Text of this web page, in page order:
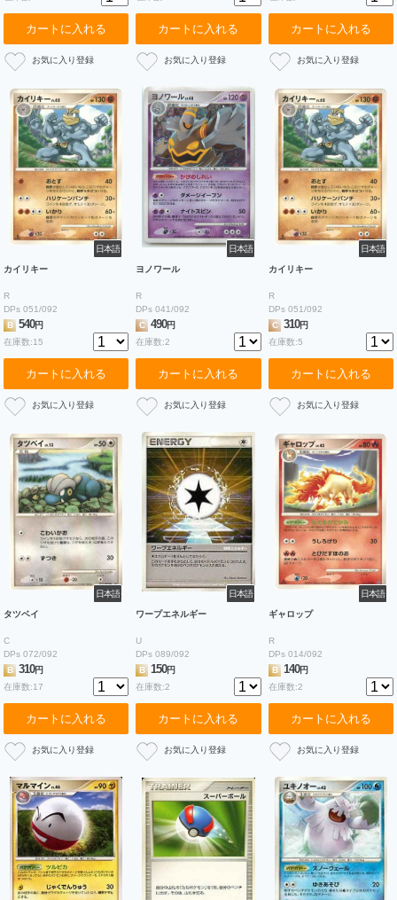
カートに入れる カートに入れる カートに入れる
日本語
カイリキー
R
DPs 051/092
B
540円
在庫数:15
カートに入れる
日本語
ヨノワール
R
DPs 041/092
C
490円
在庫数:2
カートに入れる
日本語
カイリキー
R
DPs 051/092
C 310円
在庫数:5
カートに入れる
日本語
タツベイ
C
DPs 072/092
B
310円
在庫数:17
カートに入れる
日本語
ワープエネルギー
U
DPs 089/092
B
150円
在庫数:2
カートに入れる
日本語
ギャロップ
R
DPs 014/092
B 140円
在庫数:2
カートに入れる